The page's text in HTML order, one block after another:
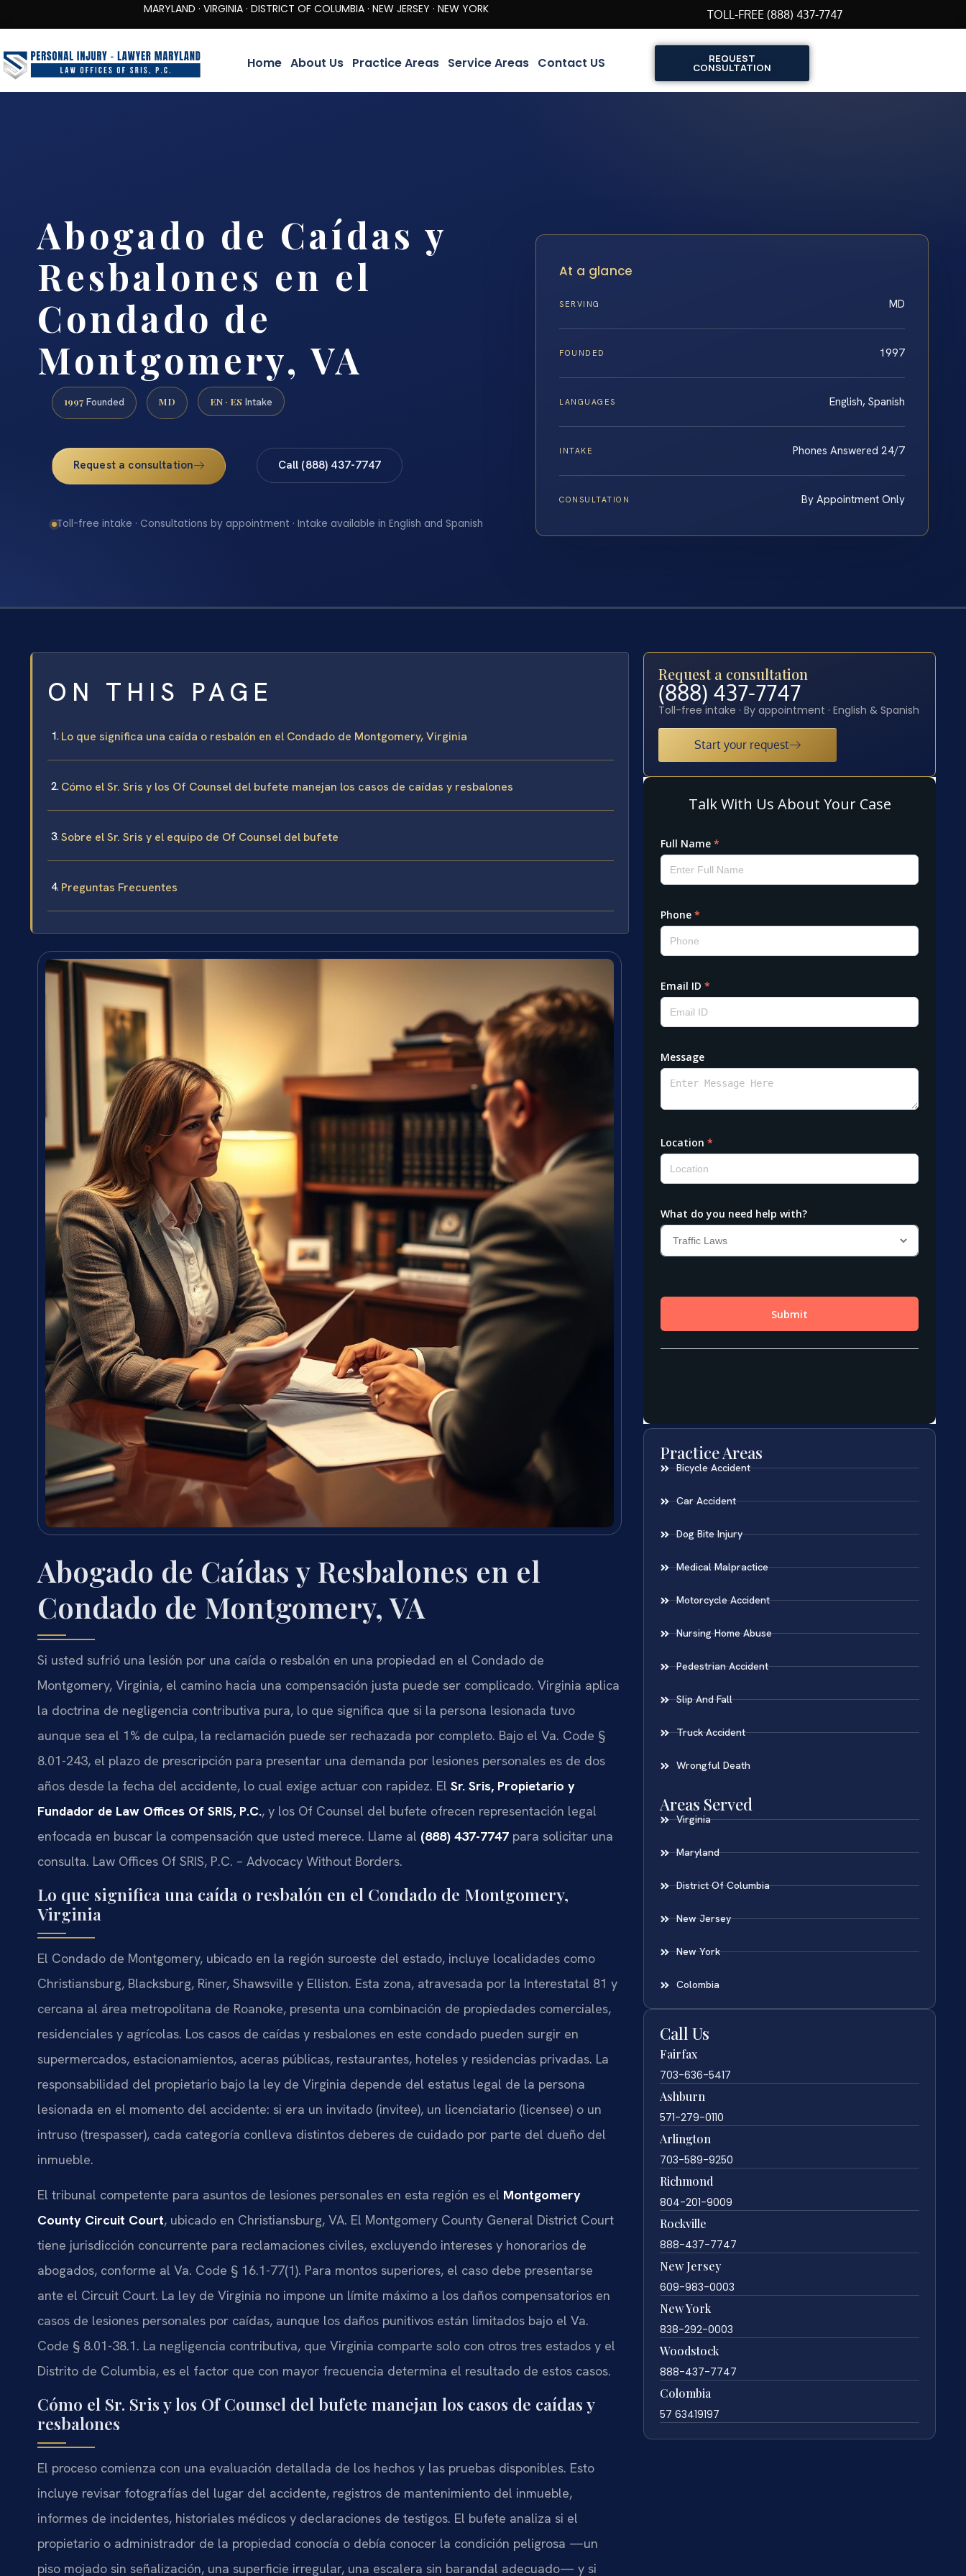
MARYLAND · VIRGINIA · DISTRICT OF COLUMBIA · NEW JERSEY · NEW YORK TOLL-FREE (888) 437-7747
Home About Us Practice Areas Service Areas Contact US REQUEST
CONSULTATION
Abogado de Caídas y
Resbalones en el
Condado de
Montgomery, VA
1997 Founded MD EN · ES Intake
Request a consultation Call (888) 437-7747
Toll-free intake · Consultations by appointment · Intake available in English and Spanish
At a glance
SERVING MD
FOUNDED 1997
LANGUAGES English, Spanish
INTAKE Phones Answered 24/7
CONSULTATION By Appointment Only
ON THIS PAGE
Lo que significa una caída o resbalón en el Condado de Montgomery, Virginia
Cómo el Sr. Sris y los Of Counsel del bufete manejan los casos de caídas y resbalones
Sobre el Sr. Sris y el equipo de Of Counsel del bufete
Preguntas Frecuentes
Abogado de Caídas y Resbalones en el
Condado de Montgomery, VA
Si usted sufrió una lesión por una caída o resbalón en una propiedad en el Condado de
Montgomery, Virginia, el camino hacia una compensación justa puede ser complicado. Virginia aplica
la doctrina de negligencia contributiva pura, lo que significa que si la persona lesionada tuvo
aunque sea el 1% de culpa, la reclamación puede ser rechazada por completo. Bajo el Va. Code §
8.01-243, el plazo de prescripción para presentar una demanda por lesiones personales es de dos
años desde la fecha del accidente, lo cual exige actuar con rapidez. El Sr. Sris, Propietario y
Fundador de Law Offices Of SRIS, P.C., y los Of Counsel del bufete ofrecen representación legal
enfocada en buscar la compensación que usted merece. Llame al (888) 437-7747 para solicitar una
consulta. Law Offices Of SRIS, P.C. – Advocacy Without Borders.
Lo que significa una caída o resbalón en el Condado de Montgomery,
Virginia
El Condado de Montgomery, ubicado en la región suroeste del estado, incluye localidades como
Christiansburg, Blacksburg, Riner, Shawsville y Elliston. Esta zona, atravesada por la Interestatal 81 y
cercana al área metropolitana de Roanoke, presenta una combinación de propiedades comerciales,
residenciales y agrícolas. Los casos de caídas y resbalones en este condado pueden surgir en
supermercados, estacionamientos, aceras públicas, restaurantes, hoteles y residencias privadas. La
responsabilidad del propietario bajo la ley de Virginia depende del estatus legal de la persona
lesionada en el momento del accidente: si era un invitado (invitee), un licenciatario (licensee) o un
intruso (trespasser), cada categoría conlleva distintos deberes de cuidado por parte del dueño del
inmueble.
El tribunal competente para asuntos de lesiones personales en esta región es el Montgomery
County Circuit Court, ubicado en Christiansburg, VA. El Montgomery County General District Court
tiene jurisdicción concurrente para reclamaciones civiles, excluyendo intereses y honorarios de
abogados, conforme al Va. Code § 16.1-77(1). Para montos superiores, el caso debe presentarse
ante el Circuit Court. La ley de Virginia no impone un límite máximo a los daños compensatorios en
casos de lesiones personales por caídas, aunque los daños punitivos están limitados bajo el Va.
Code § 8.01-38.1. La negligencia contributiva, que Virginia comparte solo con otros tres estados y el
Distrito de Columbia, es el factor que con mayor frecuencia determina el resultado de estos casos.
Cómo el Sr. Sris y los Of Counsel del bufete manejan los casos de caídas y
resbalones
El proceso comienza con una evaluación detallada de los hechos y las pruebas disponibles. Esto
incluye revisar fotografías del lugar del accidente, registros de mantenimiento del inmueble,
informes de incidentes, historiales médicos y declaraciones de testigos. El bufete analiza si el
propietario o administrador de la propiedad conocía o debía conocer la condición peligrosa —un
piso mojado sin señalización, una superficie irregular, una escalera sin barandal adecuado— y si
Request a consultation
(888) 437-7747
Toll-free intake · By appointment · English & Spanish
Start your request
Practice Areas
Bicycle Accident
Car Accident
Dog Bite Injury
Medical Malpractice
Motorcycle Accident
Nursing Home Abuse
Pedestrian Accident
Slip And Fall
Truck Accident
Wrongful Death
Areas Served
Virginia
Maryland
District Of Columbia
New Jersey
New York
Colombia
Call Us
Fairfax
703-636-5417
Ashburn
571-279-0110
Arlington
703-589-9250
Richmond
804-201-9009
Rockville
888-437-7747
New Jersey
609-983-0003
New York
838-292-0003
Woodstock
888-437-7747
Colombia
57 63419197